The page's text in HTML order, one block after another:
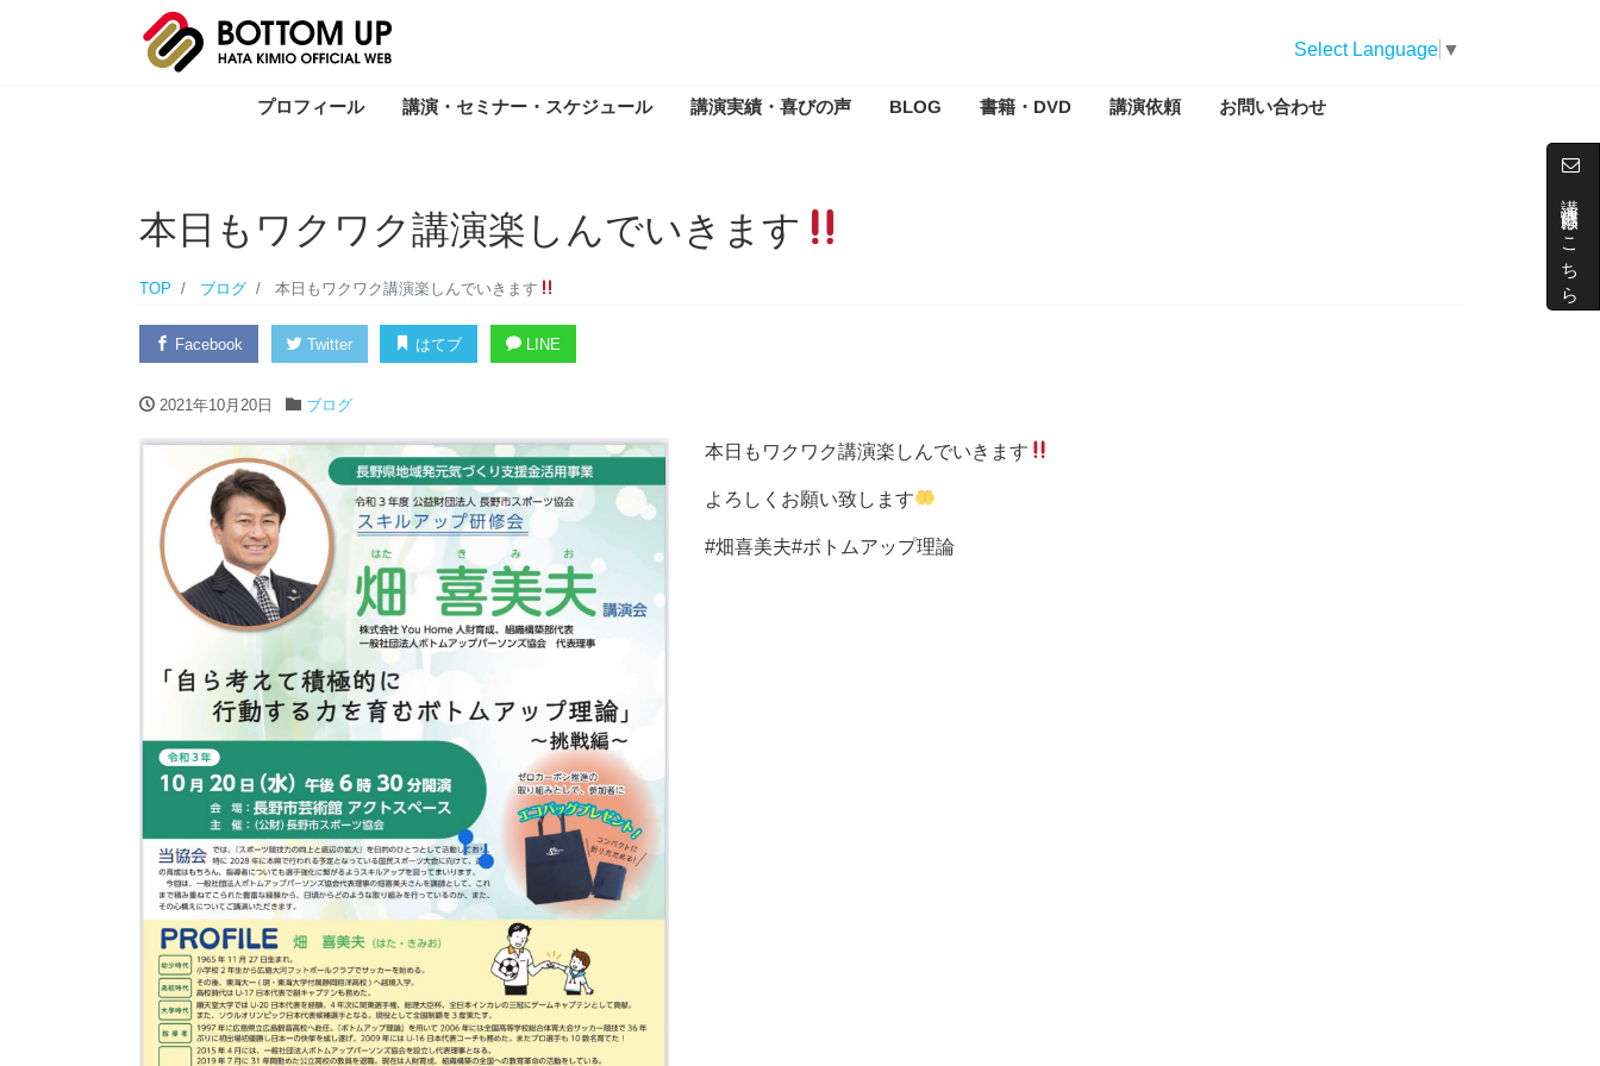
講演依頼はこちら
Select Language ▼
プロフィール 講演・セミナー・スケジュール 講演実績・喜びの声 BLOG 書籍・DVD 講演依頼 お問い合わせ
本日もワクワク講演楽しんでいきます
TOP ブログ 本日もワクワク講演楽しんでいきます
Facebook Twitter はてブ LINE
2021年10月20日 ブログ
本日もワクワク講演楽しんでいきます
よろしくお願い致します
#畑喜美夫#ボトムアップ理論